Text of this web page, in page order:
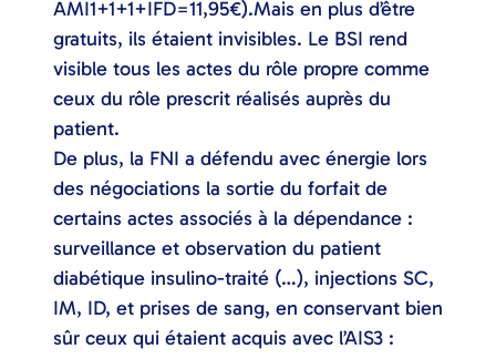
AMI1+1+1+IFD=11,95€).Mais en plus d’être
gratuits, ils étaient invisibles. Le BSI rend
visible tous les actes du rôle propre comme
ceux du rôle prescrit réalisés auprès du
patient.
De plus, la FNI a défendu avec énergie lors
des négociations la sortie du forfait de
certains actes associés à la dépendance :
surveillance et observation du patient
diabétique insulino-traité (…), injections SC,
IM, ID, et prises de sang, en conservant bien
sûr ceux qui étaient acquis avec l’AIS3 :